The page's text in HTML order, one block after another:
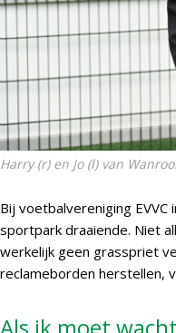
Harry (r) en Jo (l) van
Bij voetbalvereniging EVVC
sportpark draaiende. Niet
werkelijk geen grasspriet
reclameborden herstellen,